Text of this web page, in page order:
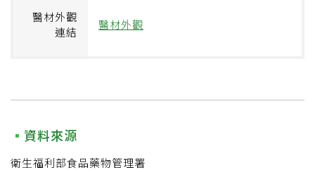
醫材外觀
連結
醫材外觀
資料來源
衛生福利部食品藥物管理署